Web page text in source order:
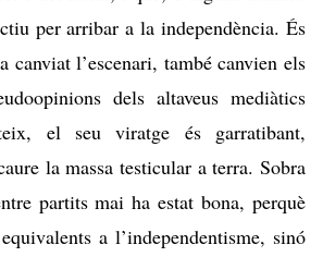
per arribar a la independència. És
canviat l’escenari, també canvien els
dels altaveus mediàtics
el seu viratge és garratibant,
la massa testicular a terra. Sobra
partits mai ha estat bona, perquè
a l’independentisme, sinó